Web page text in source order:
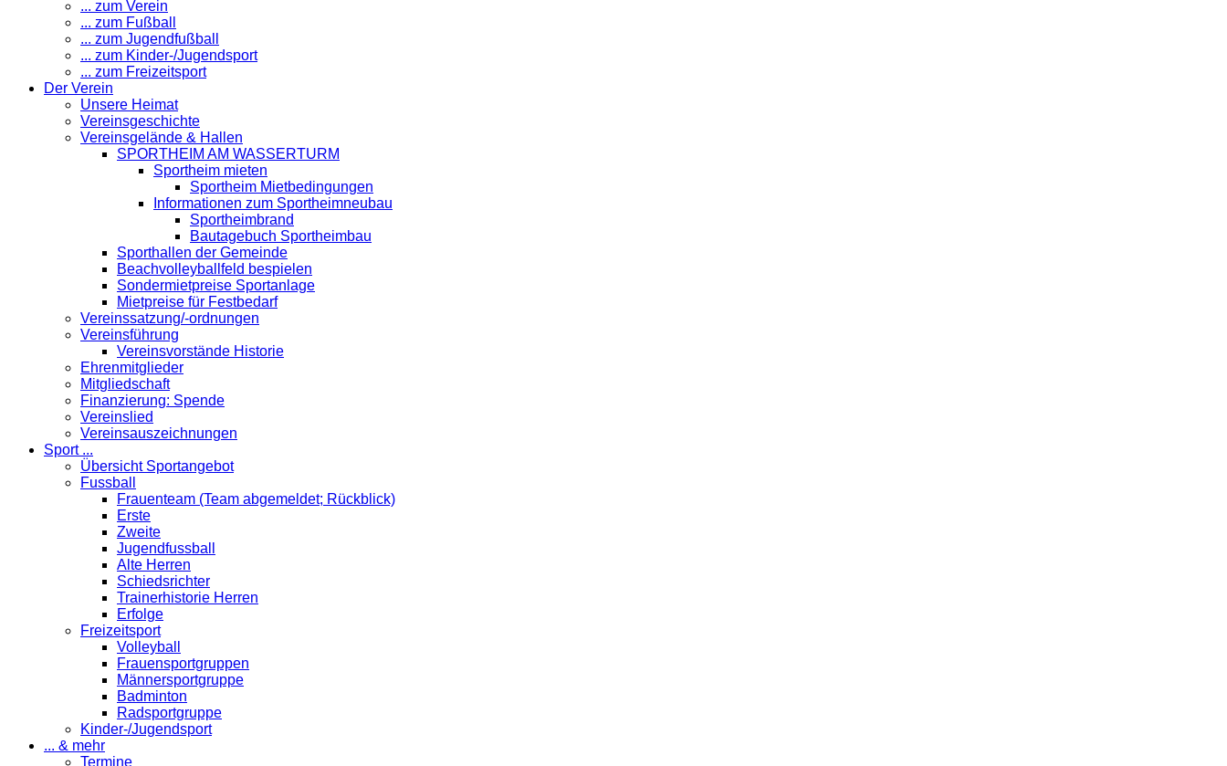
... zum Verein
... zum Fußball
... zum Jugendfußball
... zum Kinder-/Jugendsport
... zum Freizeitsport
Der Verein
Unsere Heimat
Vereinsgeschichte
Vereinsgelände & Hallen
SPORTHEIM AM WASSERTURM
Sportheim mieten
Sportheim Mietbedingungen
Informationen zum Sportheimneubau
Sportheimbrand
Bautagebuch Sportheimbau
Sporthallen der Gemeinde
Beachvolleyballfeld bespielen
Sondermietpreise Sportanlage
Mietpreise für Festbedarf
Vereinssatzung/-ordnungen
Vereinsführung
Vereinsvorstände Historie
Ehrenmitglieder
Mitgliedschaft
Finanzierung: Spende
Vereinslied
Vereinsauszeichnungen
Sport ...
Übersicht Sportangebot
Fussball
Frauenteam (Team abgemeldet; Rückblick)
Erste
Zweite
Jugendfussball
Alte Herren
Schiedsrichter
Trainerhistorie Herren
Erfolge
Freizeitsport
Volleyball
Frauensportgruppen
Männersportgruppe
Badminton
Radsportgruppe
Kinder-/Jugendsport
... & mehr
Termine